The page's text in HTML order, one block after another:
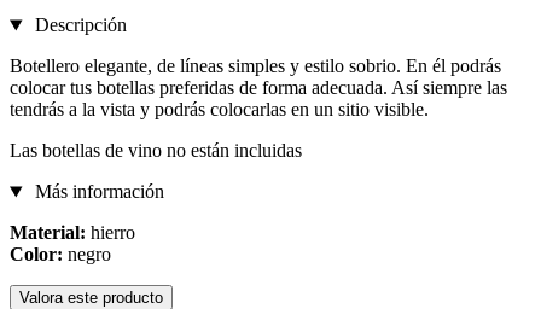
Descripción
Botellero elegante, de líneas simples y estilo sobrio. En él podrás
colocar tus botellas preferidas de forma adecuada. Así siempre las
tendrás a la vista y podrás colocarlas en un sitio visible.
Las botellas de vino no están incluidas
Más información
Material: hierro
Color: negro
Valora este producto